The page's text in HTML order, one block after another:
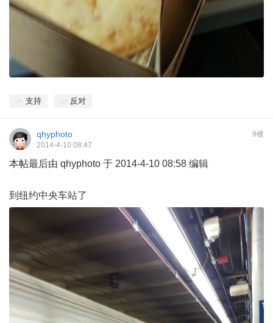
支持 反对
9楼
qhyphoto
2014-4-10 08:47
本帖最后由 qhyphoto 于 2014-4-10 08:58 编辑
到纽约中央车站了